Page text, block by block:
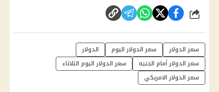
شارك
سعر الدولار سعر الدولار اليوم
الدولار
سعر الدولار أمام الجنيه
سعر الدولار اليوم الثلاثاء
سعر الدولار الامريكي